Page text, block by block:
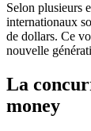
Selon plusieurs
internationaux
de dollars. Ce
nouvelle
La
money